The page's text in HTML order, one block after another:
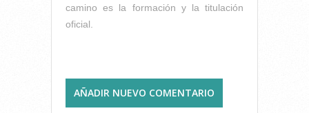
camino es la formación y la titulación
oficial.
AÑADIR NUEVO COMENTARIO